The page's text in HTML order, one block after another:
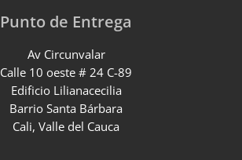
Punto de Entrega
Av Circunvalar
Calle 10 oeste # 24 C-89
Edificio Lilianacecilia
Barrio Santa Bárbara
Cali, Valle del Cauca